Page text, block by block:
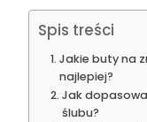
Spis treści
Jakie buty na
najlepiej?
Jak
ślubu?